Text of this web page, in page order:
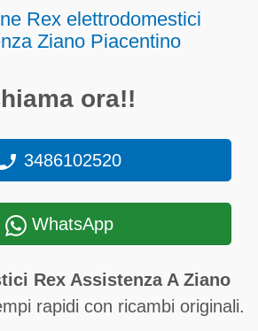
Rex elettrodomestici
Ziano Piacentino
ora!!
3486102520
WhatsApp
Rex Assistenza A Ziano
rapidi con ricambi originali.